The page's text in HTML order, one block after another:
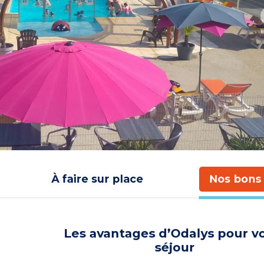
À faire sur place Nos
Les avantages d’Odalys pour
séjour